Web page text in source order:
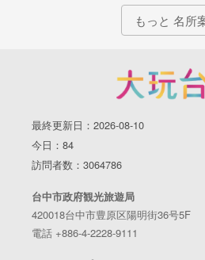
もっと 名所
最終更新日：2026-08-10
今日：84
訪問者数：3064786
台中市政府観光旅遊局
420018台中市豊原区陽明街36号5F
電話 +886-4-2228-9111